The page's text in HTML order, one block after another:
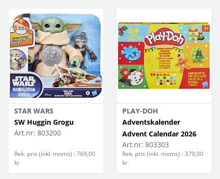
STAR WARS
SW Huggin Grogu
Art.nr: 803200
Rek. pris (inkl. moms) : 769,00
kr
PLAY-DOH
Adventskalender
Advent Calendar 2026
Art.nr: 803303
Rek. pris (inkl. moms) : 379,00
kr